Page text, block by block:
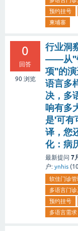
预约挂号
柬埔寨
0
回答
90浏览
行业洞
——从"
项"的
语言多
决，多
响有多
是'可有
译，您
化：病
最新提问 7
户: ynhis (
软佳门诊管
多语言门诊
预约挂号
多语言需求